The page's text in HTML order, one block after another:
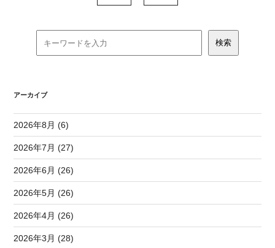
アーカイブ
2026年8月 (6)
2026年7月 (27)
2026年6月 (26)
2026年5月 (26)
2026年4月 (26)
2026年3月 (28)